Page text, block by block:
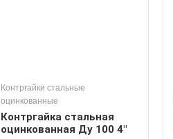
Контргайки стальные
оцинкованные
Контргайка стальная
оцинкованная Ду 100 4"